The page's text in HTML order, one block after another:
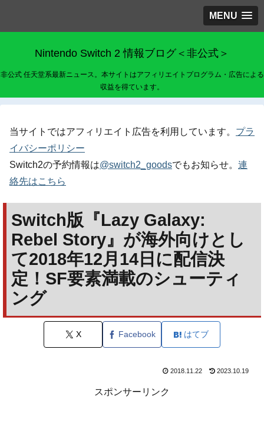
MENU
Nintendo Switch 2 情報ブログ＜非公式＞
非公式 任天堂系最新ニュース。本サイトはアフィリエイトプログラム・広告による
収益を得ています。
当サイトではアフィリエイト広告を利用しています。 プラ
イバシーポリシー
Switch2の予約情報は@switch2_goodsでもお知らせ。 連
絡先はこちら
Switch版『Lazy Galaxy:
Rebel Story』が海外向けとし
て2018年12月14日に配信決
定！SF要素満載のシューティ
ング
X Facebook はてブ
2018.11.22 2023.10.19
スポンサーリンク